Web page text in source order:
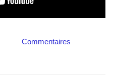
Commentaires